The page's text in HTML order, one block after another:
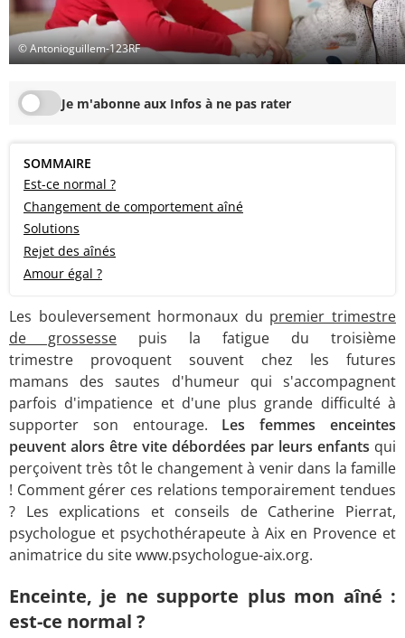
© Antonioguillem-123RF
Je m'abonne aux Infos à ne pas rater
SOMMAIRE
Est-ce normal ?
Changement de comportement aîné
Solutions
Rejet des aînés
Amour égal ?
Les bouleversement hormonaux du premier trimestre
de grossesse puis la fatigue du troisième
trimestre provoquent souvent chez les futures
mamans des sautes d'humeur qui s'accompagnent
parfois d'impatience et d'une plus grande difficulté à
supporter son entourage. Les femmes enceintes
peuvent alors être vite débordées par leurs enfants qui
perçoivent très tôt le changement à venir dans la famille
! Comment gérer ces relations temporairement tendues
? Les explications et conseils de Catherine Pierrat,
psychologue et psychothérapeute à Aix en Provence et
animatrice du site www.psychologue-aix.org.
Enceinte, je ne supporte plus mon aîné :
est-ce normal ?